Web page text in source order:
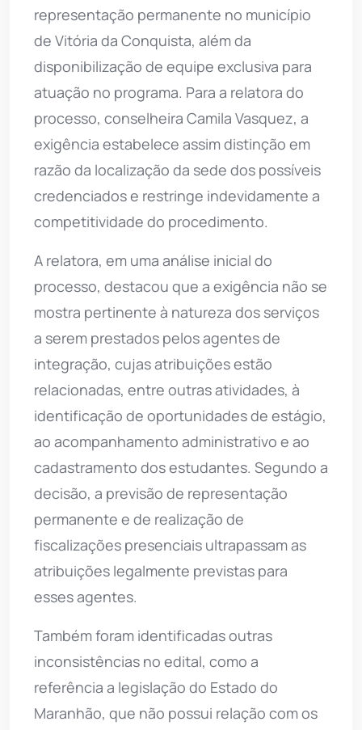
representação permanente no município
de Vitória da Conquista, além da
disponibilização de equipe exclusiva para
atuação no programa. Para a relatora do
processo, conselheira Camila Vasquez, a
exigência estabelece assim distinção em
razão da localização da sede dos possíveis
credenciados e restringe indevidamente a
competitividade do procedimento.
A relatora, em uma análise inicial do
processo, destacou que a exigência não se
mostra pertinente à natureza dos serviços
a serem prestados pelos agentes de
integração, cujas atribuições estão
relacionadas, entre outras atividades, à
identificação de oportunidades de estágio,
ao acompanhamento administrativo e ao
cadastramento dos estudantes. Segundo a
decisão, a previsão de representação
permanente e de realização de
fiscalizações presenciais ultrapassam as
atribuições legalmente previstas para
esses agentes.
Também foram identificadas outras
inconsistências no edital, como a
referência a legislação do Estado do
Maranhão, que não possui relação com os